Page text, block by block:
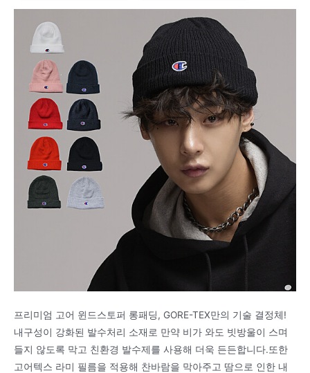
프리미엄 고어 윈드스토퍼 롱패딩, GORE-TEX만의 기술 결정체!
내구성이 강화된 발수처리 소재로 만약 비가 와도 빗방울이 스며
들지 않도록 막고 친환경 발수제를 사용해 더욱 든든합니다.또한
고어텍스 라미 필름을 적용해 찬바람을 막아주고 땀으로 인한 내